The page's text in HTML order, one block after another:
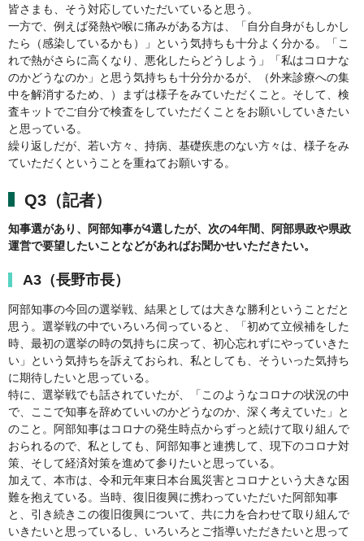
皆さまも、そう対応していただいていると思う。
一方で、例えば発熱や喉に痛みがある方は、「自分自身がもしかし
たら（感染しているかも）」という気持ちも十分よく分かる。「こ
れで熱がさらに高くなり、悪化したらどうしよう」「私はコロナな
のかどうなのか」と思う気持ちも十分分かるが、（外来診療への集
中を解消するため、）まずは様子をみていただくこと。そして、検
査キットでご自分で検査をしていただくことをお願いしていきたい
と思っている。
繰り返しだが、若い方々、持病、基礎疾患のない方々は、様子をみ
ていただくということを重ねてお願いする。
Q3（記者）
知事選があり、阿部知事が4選したが、次の4年間、阿部県政や県政
運営で要望したいことなどがあればお聞かせいただきたい。
A3（長野市長）
阿部知事の今回の選挙戦、結果としては大きな勝利ということだと
思う。選挙戦の中でいろいろ伺っていると、「初めて立候補をした
時、最初の選挙の時の気持ちに戻って、初心忘れずにやっていきた
い」という気持ちを訴えておられ、私としても、そういった気持ち
に期待したいと思っている。
特に、選挙戦でも話されていたが、「このようなコロナの状況の中
で、ここで知事を辞めていいのかどうなのか、深く考えていた」と
のこと。阿部知事はコロナの発生時点からずっと続けて取り組んで
おられるので、私としても、阿部知事と連携して、現下のコロナ対
策、そして経済対策を進めて参りたいと思っている。
加えて、本市は、令和元年東日本台風災害とコロナという大きな困
難を抱えている。当時、復旧復興に携わっていただいた阿部知事
と、引き続きこの復旧復興について、共に力を合わせて取り組んで
いきたいと思っているし、いろいろとご指導いただきたいと思って